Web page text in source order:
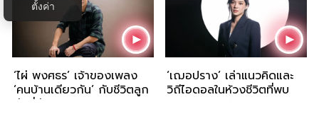
‘ไผ่ พงศธร’ เจ้าของเพลง
‘คนบ้านเดียวกัน’ กับชีวิตลูก
ทุ่งที่ลู่ไปตามสายลม
‘เฌอปราง’ เล่าแนวคิดและ
วิถีไอดอลในห้วงชีวิตที่พบ
ตั้งค่า